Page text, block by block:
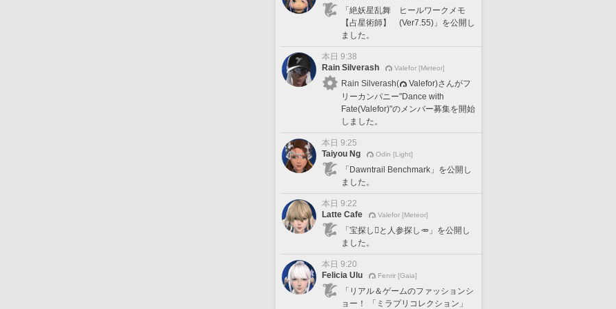
「絶妖星乱舞 ヒールワークメモ
【占星術師】 (Ver7.55)」を公開し
ました。
本日 9:38
Rain Silverash
Valefor [Meteor]
Rain Silverash(
Valefor)さんがフ
リーカンパニー"Dance with
Fate(Valefor)"のメンバー募集を開始
しました。
本日 9:25
Taiyou Ng
Odin [Light]
「Dawntrail Benchmark」を公開し
ました。
本日 9:22
Latte Cafe
Valefor [Meteor]
「宝探し🪎と人参探し🥕」を公開し
ました。
本日 9:20
Felicia Ulu
Fenrir [Gaia]
「リアル＆ゲームのファッションシ
ョー！ 「ミラプリコレクション」